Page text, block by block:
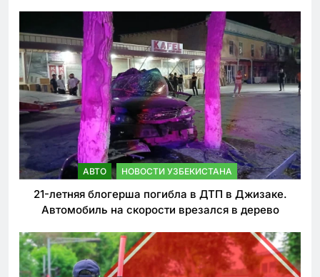
АВТО НОВОСТИ УЗБЕКИСТАНА
21-летняя блогерша погибла в ДТП в Джизаке.
Автомобиль на скорости врезался в дерево